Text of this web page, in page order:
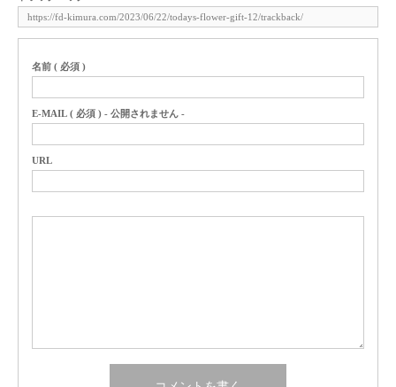
名前 ( 必須 )
E-MAIL ( 必須 ) - 公開されません -
URL